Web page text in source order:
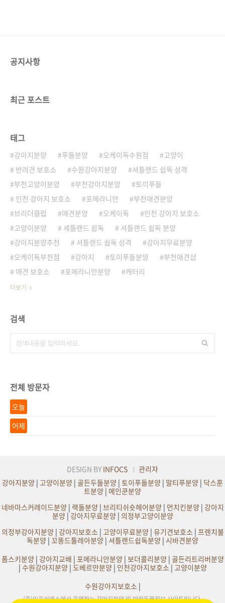
공지사항
최근 포스트
태그
강아지분양 푸들분양 오케이독수원점
고양이
반려견 보호소
수원강아지분양
셔틀랜드 쉽독 성격
부천고양이분양
부천강아지분양
토이푸들
인천 강아지 보호소
포메라니안
부천애견분양
브리더클럽
애견분양 오케이독
인천 강아지 보호소
고양이분양
셰틀랜드 쉽독
셔틀랜드 쉽독 분양
강아지분양추천
셔틀랜드 쉽독 성격
강아지무료분양
오케이독부천점
강아지 토이푸들분양
부천애견샵
애견 보호소
포메라니안분양 캐터리
더보기
검색
전체 방문자
오늘
어제
DESIGN BY INFOCS
관리자
강아지분양 | 고양이분양 | 골든두들분양 | 토이푸들분양 | 말티푸분양 | 닥스훈
트분양 | 메인쿤분양
네바마스커레이드분양| 랙돌분양| 브리티쉬숏헤어분양| 먼치킨분양| 강아지
분양|강아지무료분양| 의정부고양이분양
의정부강아지분양| 강아지보호소 | 고양이무료분양| 유기견보호소 | 프렌치불
독분양 | 꼬똥드툴레아분양 | 셔틀랜드쉽독분양 | 시바견분양
폼스키분양| 강아지교배 | 포메라니안분양| 보더콜리분양| 골든리트리버분양
| 수원강아지분양| 도베르만분양| 인천강아지보호소| 고양이분양
수원강아지보호소 |
(주)인포씨에스에서 운영하는 강아지분양 및 반려동물정보 사이트입니다.